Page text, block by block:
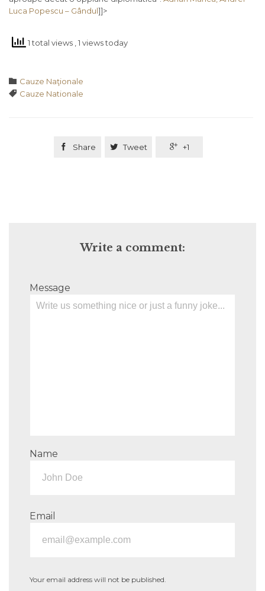
Luca Popescu – Gândul]]>
1 total views , 1 views today
 Category
Cauze Naţionale
 Tags
Cauze Nationale
 Share  Tweet  +1
Write a comment:
Message
Name
Email
Your email address will not be published.